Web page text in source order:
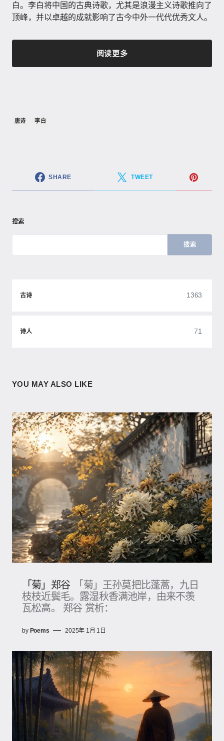
白。李白将中国的古典诗歌，尤其是浪漫主义诗歌推向了
顶峰，并以卓越的成就影响了古今中外一代代优秀文人。
阅读更多
唐诗 李白
SHARE TWEET
搜索
搜索
古诗 1363
诗人 71
YOU MAY ALSO LIKE
「菊」郑谷
「菊」王孙莫把比蓬蒿，九日
枝枝近鬓毛。露湿秋香满池岸，由来不羡
瓦松高。 郑谷 赏析：
by Poems 2025年 1月 1日